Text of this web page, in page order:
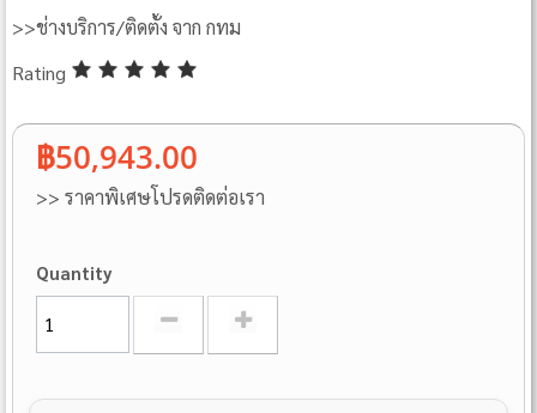
>>ช่างบริการ/ติดตั้ง จาก กทม
Rating
฿50,943.00
>> ราคาพิเศษโปรดติดต่อเรา
Quantity